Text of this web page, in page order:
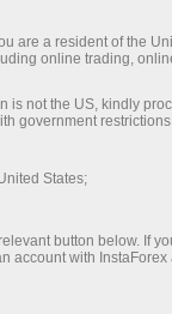
are a resident of the
online trading,
is not the US, kindly
government
States;
button below. If
account with InstaForex